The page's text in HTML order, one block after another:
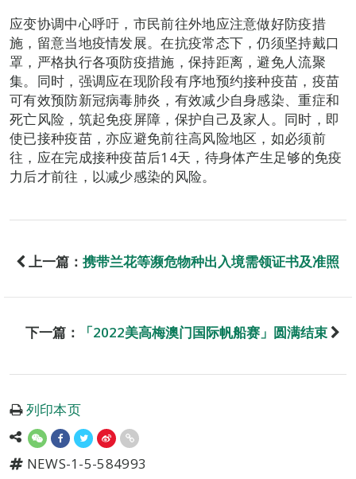
应变协调中心呼吁，市民前往外地应注意做好防疫措
施，留意当地疫情发展。在抗疫常态下，仍须坚持戴口
罩，严格执行各项防疫措施，保持距离，避免人流聚
集。同时，强调应在现阶段有序地预约接种疫苗，疫苗
可有效预防新冠病毒肺炎，有效减少自身感染、重症和
死亡风险，筑起免疫屏障，保护自己及家人。同时，即
使已接种疫苗，亦应避免前往高风险地区，如必须前
往，应在完成接种疫苗后14天，待身体产生足够的免疫
力后才前往，以减少感染的风险。
上一篇： 携带兰花等濒危物种出入境需领证书及准照
下一篇： 「2022美高梅澳门国际帆船赛」圆满结束
列印本页
NEWS-1-5-584993